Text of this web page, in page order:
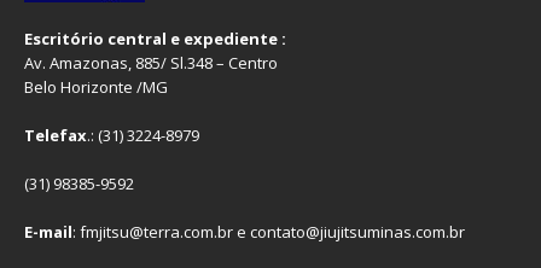
Escritório central e expediente :
Av. Amazonas, 885/ Sl.348 – Centro
Belo Horizonte /MG
Telefax.: (31) 3224-8979
(31) 98385-9592
E-mail: fmjitsu@terra.com.br e contato@jiujitsuminas.com.br